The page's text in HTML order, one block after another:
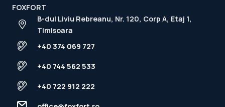
+40 744 562 533
+40 722 912 222